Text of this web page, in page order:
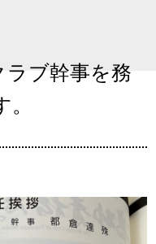
ラブ幹事を務